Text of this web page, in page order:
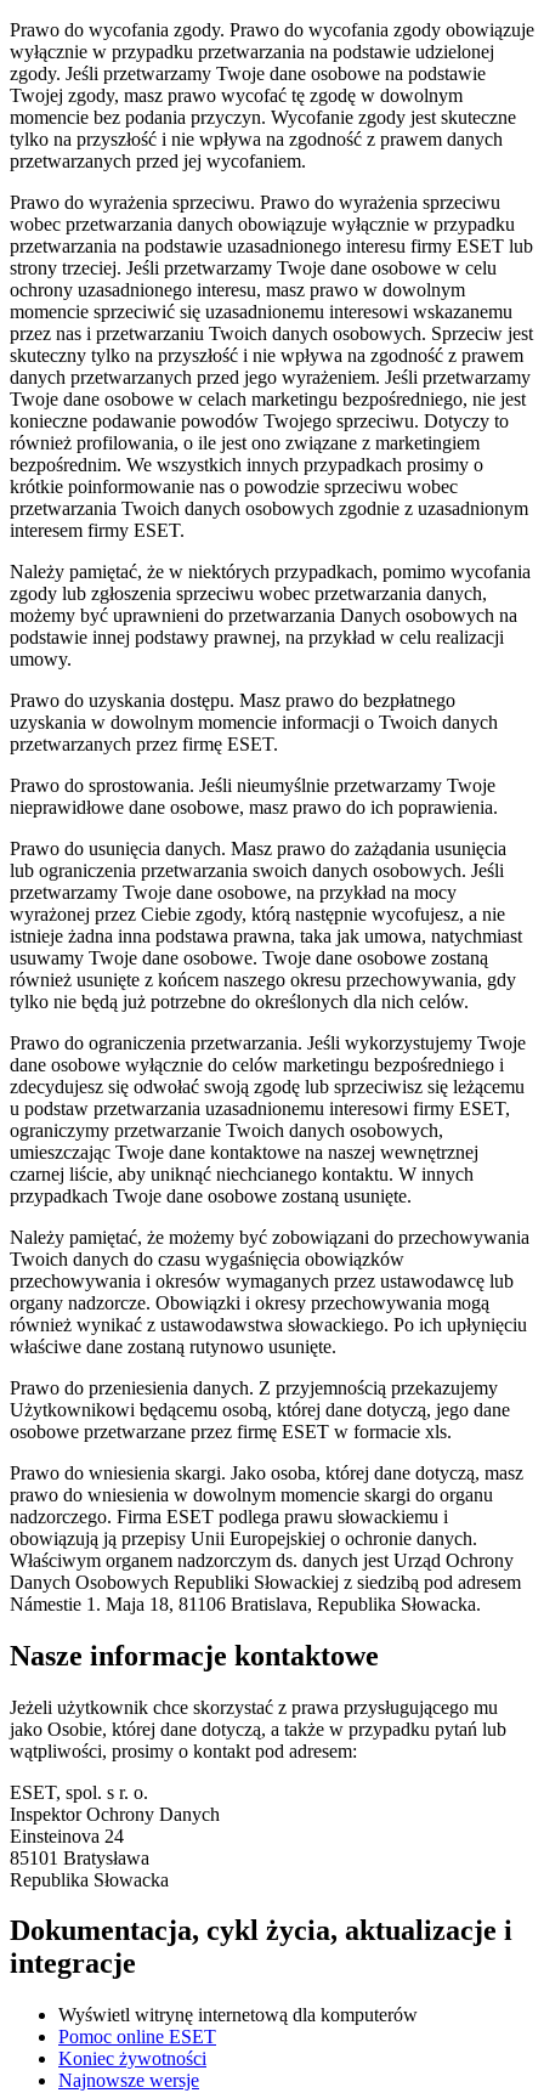
Prawo do wycofania zgody. Prawo do wycofania zgody obowiązuje
wyłącznie w przypadku przetwarzania na podstawie udzielonej
zgody. Jeśli przetwarzamy Twoje dane osobowe na podstawie
Twojej zgody, masz prawo wycofać tę zgodę w dowolnym
momencie bez podania przyczyn. Wycofanie zgody jest skuteczne
tylko na przyszłość i nie wpływa na zgodność z prawem danych
przetwarzanych przed jej wycofaniem.
Prawo do wyrażenia sprzeciwu. Prawo do wyrażenia sprzeciwu
wobec przetwarzania danych obowiązuje wyłącznie w przypadku
przetwarzania na podstawie uzasadnionego interesu firmy ESET lub
strony trzeciej. Jeśli przetwarzamy Twoje dane osobowe w celu
ochrony uzasadnionego interesu, masz prawo w dowolnym
momencie sprzeciwić się uzasadnionemu interesowi wskazanemu
przez nas i przetwarzaniu Twoich danych osobowych. Sprzeciw jest
skuteczny tylko na przyszłość i nie wpływa na zgodność z prawem
danych przetwarzanych przed jego wyrażeniem. Jeśli przetwarzamy
Twoje dane osobowe w celach marketingu bezpośredniego, nie jest
konieczne podawanie powodów Twojego sprzeciwu. Dotyczy to
również profilowania, o ile jest ono związane z marketingiem
bezpośrednim. We wszystkich innych przypadkach prosimy o
krótkie poinformowanie nas o powodzie sprzeciwu wobec
przetwarzania Twoich danych osobowych zgodnie z uzasadnionym
interesem firmy ESET.
Należy pamiętać, że w niektórych przypadkach, pomimo wycofania
zgody lub zgłoszenia sprzeciwu wobec przetwarzania danych,
możemy być uprawnieni do przetwarzania Danych osobowych na
podstawie innej podstawy prawnej, na przykład w celu realizacji
umowy.
Prawo do uzyskania dostępu. Masz prawo do bezpłatnego
uzyskania w dowolnym momencie informacji o Twoich danych
przetwarzanych przez firmę ESET.
Prawo do sprostowania. Jeśli nieumyślnie przetwarzamy Twoje
nieprawidłowe dane osobowe, masz prawo do ich poprawienia.
Prawo do usunięcia danych. Masz prawo do zażądania usunięcia
lub ograniczenia przetwarzania swoich danych osobowych. Jeśli
przetwarzamy Twoje dane osobowe, na przykład na mocy
wyrażonej przez Ciebie zgody, którą następnie wycofujesz, a nie
istnieje żadna inna podstawa prawna, taka jak umowa, natychmiast
usuwamy Twoje dane osobowe. Twoje dane osobowe zostaną
również usunięte z końcem naszego okresu przechowywania, gdy
tylko nie będą już potrzebne do określonych dla nich celów.
Prawo do ograniczenia przetwarzania. Jeśli wykorzystujemy Twoje
dane osobowe wyłącznie do celów marketingu bezpośredniego i
zdecydujesz się odwołać swoją zgodę lub sprzeciwisz się leżącemu
u podstaw przetwarzania uzasadnionemu interesowi firmy ESET,
ograniczymy przetwarzanie Twoich danych osobowych,
umieszczając Twoje dane kontaktowe na naszej wewnętrznej
czarnej liście, aby uniknąć niechcianego kontaktu. W innych
przypadkach Twoje dane osobowe zostaną usunięte.
Należy pamiętać, że możemy być zobowiązani do przechowywania
Twoich danych do czasu wygaśnięcia obowiązków
przechowywania i okresów wymaganych przez ustawodawcę lub
organy nadzorcze. Obowiązki i okresy przechowywania mogą
również wynikać z ustawodawstwa słowackiego. Po ich upłynięciu
właściwe dane zostaną rutynowo usunięte.
Prawo do przeniesienia danych. Z przyjemnością przekazujemy
Użytkownikowi będącemu osobą, której dane dotyczą, jego dane
osobowe przetwarzane przez firmę ESET w formacie xls.
Prawo do wniesienia skargi. Jako osoba, której dane dotyczą, masz
prawo do wniesienia w dowolnym momencie skargi do organu
nadzorczego. Firma ESET podlega prawu słowackiemu i
obowiązują ją przepisy Unii Europejskiej o ochronie danych.
Właściwym organem nadzorczym ds. danych jest Urząd Ochrony
Danych Osobowych Republiki Słowackiej z siedzibą pod adresem
Námestie 1. Maja 18, 81106 Bratislava, Republika Słowacka.
Nasze informacje kontaktowe
Jeżeli użytkownik chce skorzystać z prawa przysługującego mu
jako Osobie, której dane dotyczą, a także w przypadku pytań lub
wątpliwości, prosimy o kontakt pod adresem:
ESET, spol. s r. o.
Inspektor Ochrony Danych
Einsteinova 24
85101 Bratysława
Republika Słowacka
Dokumentacja, cykl życia, aktualizacje i
integracje
Wyświetl witrynę internetową dla komputerów
Pomoc online ESET
Koniec żywotności
Najnowsze wersje